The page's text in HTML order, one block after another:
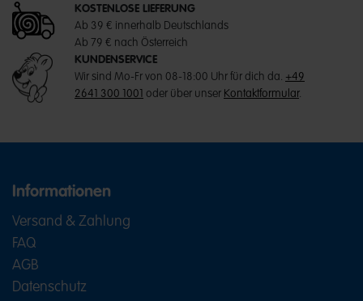
KOSTENLOSE LIEFERUNG
Ab 39 € innerhalb Deutschlands
Ab 79 € nach Österreich
KUNDENSERVICE
Wir sind Mo-Fr von 08-18:00 Uhr für dich da. +49
2641 300 1001
oder über unser Kontaktformular.
Informationen
Versand & Zahlung
FAQ
AGB
Datenschutz